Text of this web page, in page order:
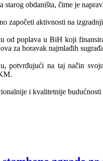
obdaništa, čime je
započeti aktivnosti na
od poplava u BiH koji
za boravak najmlađih
potvrđujući na taj način
i kvalitetnije budućnosti